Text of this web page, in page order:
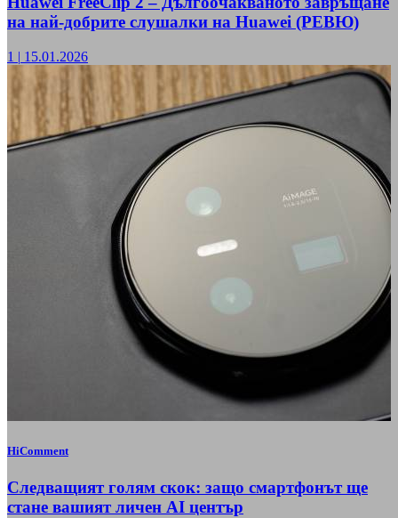
на най-добрите слушалки на Huawei (РЕВЮ)
1 | 15.01.2026
HiComment
Следващият голям скок: защо смартфонът ще
стане вашият личен AI център